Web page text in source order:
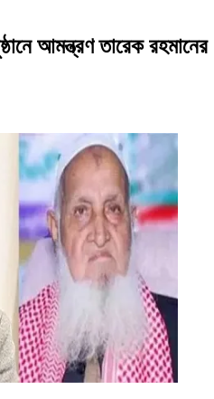
আমন্ত্রণ তারেক রহমানের